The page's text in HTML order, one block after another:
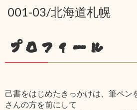
001-03/北海道札幌
プロフィール
己書をはじめたきっかけは、筆ペン
さんの方を前にして